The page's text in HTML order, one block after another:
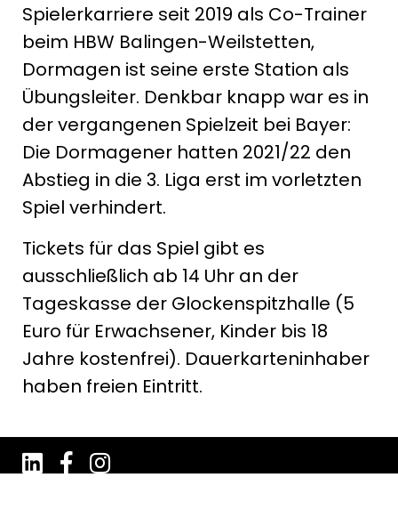
Spielerkarriere seit 2019 als Co-Trainer
beim HBW Balingen-Weilstetten,
Dormagen ist seine erste Station als
Übungsleiter. Denkbar knapp war es in
der vergangenen Spielzeit bei Bayer:
Die Dormagener hatten 2021/22 den
Abstieg in die 3. Liga erst im vorletzten
Spiel verhindert.
Tickets für das Spiel gibt es
ausschließlich ab 14 Uhr an der
Tageskasse der Glockenspitzhalle (5
Euro für Erwachsener, Kinder bis 18
Jahre kostenfrei). Dauerkarteninhaber
haben freien Eintritt.